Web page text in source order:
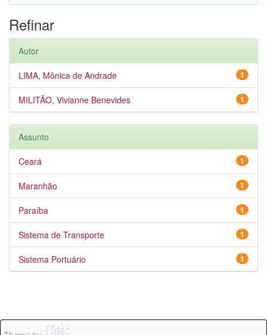
Refinar
Autor
1
LIMA, Mônica de Andrade
1
MILITÃO, Vivianne Benevides
Assunto
1
Ceará
1
Maranhão
1
Paraíba
1
Sistema de Transporte
1
Sistema Portuário